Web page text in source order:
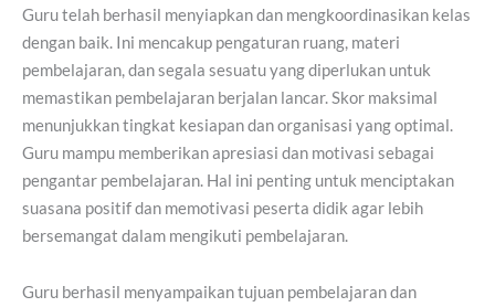
Guru telah berhasil menyiapkan dan mengkoordinasikan kelas
dengan baik. Ini mencakup pengaturan ruang, materi
pembelajaran, dan segala sesuatu yang diperlukan untuk
memastikan pembelajaran berjalan lancar. Skor maksimal
menunjukkan tingkat kesiapan dan organisasi yang optimal.
Guru mampu memberikan apresiasi dan motivasi sebagai
pengantar pembelajaran. Hal ini penting untuk menciptakan
suasana positif dan memotivasi peserta didik agar lebih
bersemangat dalam mengikuti pembelajaran.
Guru berhasil menyampaikan tujuan pembelajaran dan